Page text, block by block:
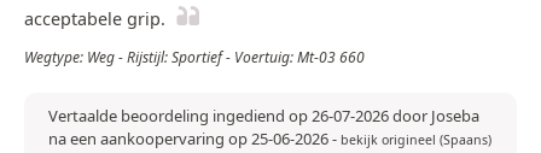
acceptabele grip.
Wegtype: Weg - Rijstijl: Sportief - Voertuig: Mt-03 660
Vertaalde beoordeling ingediend op 26-07-2026 door Joseba
na een aankoopervaring op 25-06-2026- bekijk origineel (Spaans)